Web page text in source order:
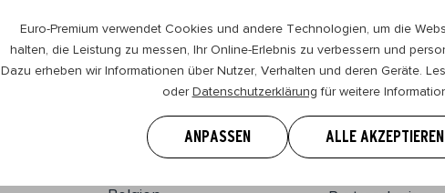
Euro-Premium verwendet Cookies und andere Technologien, um die
halten, die Leistung zu messen, Ihr Online-Erlebnis zu verbessern und
Dazu erheben wir Informationen über Nutzer, Verhalten und deren Geräte.
oderDatenschutzerklärung für weitere
ANPASSEN ALLE AKZEPTIEREN
Wasserijstraat 25
Disclaimer